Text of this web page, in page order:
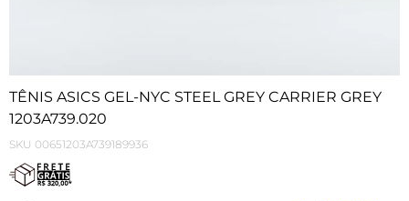
TÊNIS ASICS GEL-NYC STEEL GREY CARRIER GREY
1203A739.020
SKU 00651203A739189936